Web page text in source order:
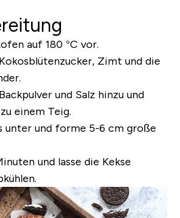
auf 180 °C vor.
Zimt und die
und Salz hinzu und
einem Teig.
unter und forme 5-6 cm große
und lasse die Kekse